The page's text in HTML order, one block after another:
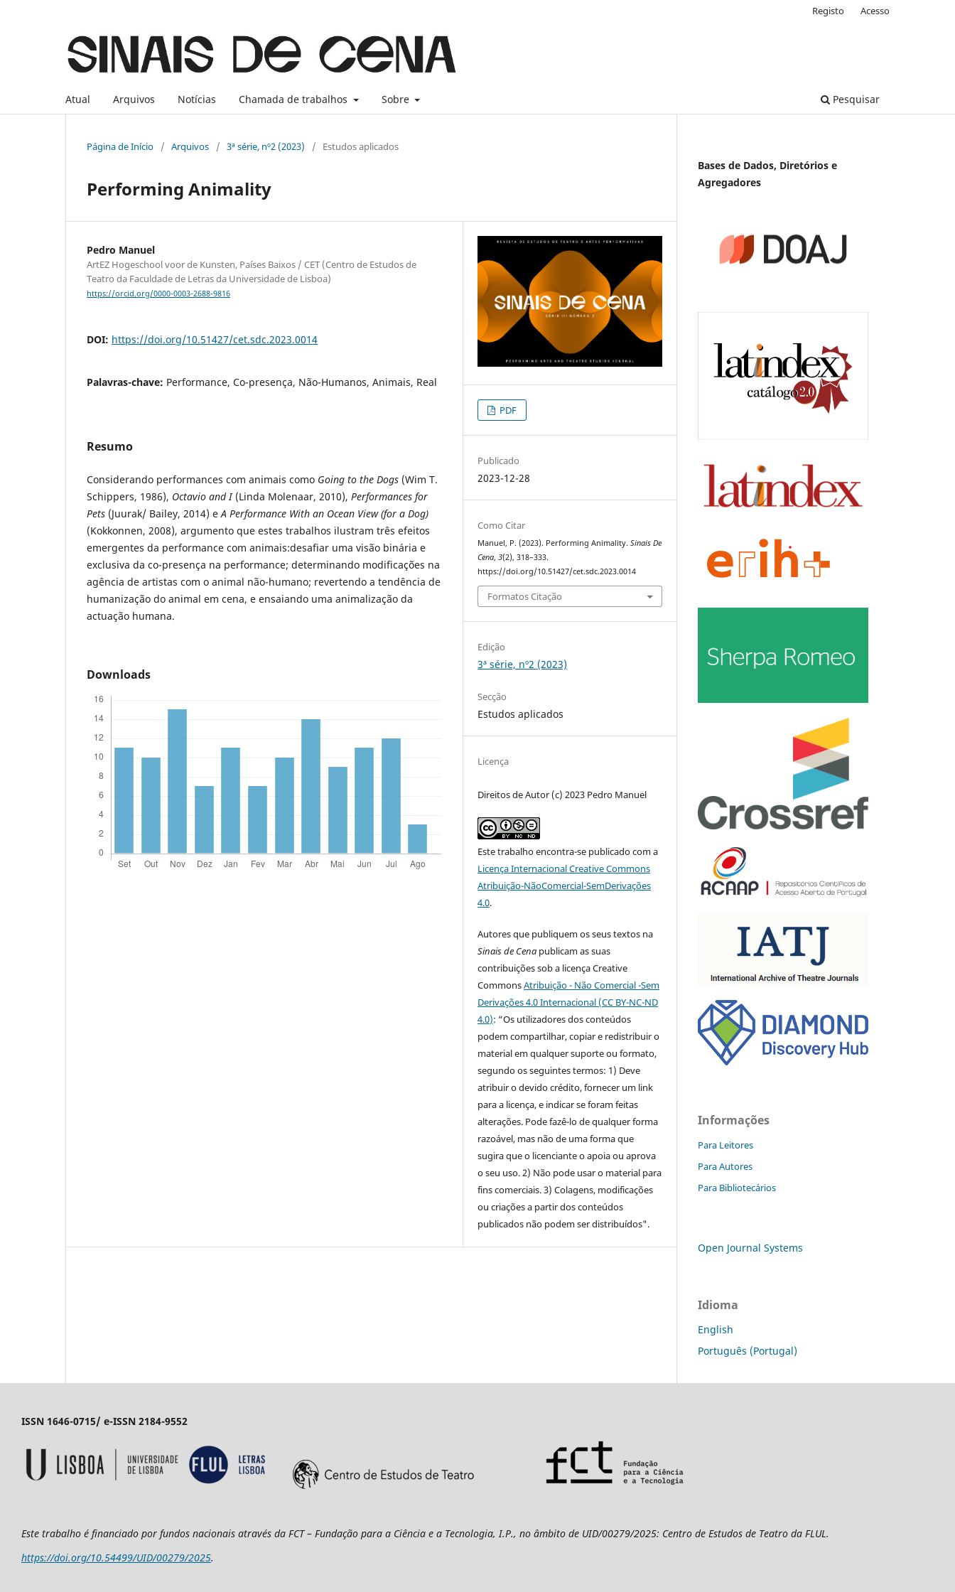
Atual Arquivos Notícias Chamada de trabalhos Sobre Pesquisar
Registo Acesso
Página de Início / Arquivos / 3ª série, nº2 (2023) / Estudos aplicados
Performing Animality
Pedro Manuel
ArtEZ Hogeschool voor de Kunsten, Países Baixos / CET (Centro de Estudos de
Teatro da Faculdade de Letras da Universidade de Lisboa)
https://orcid.org/0000-0003-2688-9816
DOI: https://doi.org/10.51427/cet.sdc.2023.0014
Palavras-chave: Performance, Co-presença, Não-Humanos, Animais, Real
Resumo
Considerando performances com animais como Going to the Dogs (Wim T.
Schippers, 1986), Octavio and I(Linda Molenaar, 2010), Performances for
Pets (Juurak/ Bailey, 2014) eA Performance With an Ocean View (for a Dog)
(Kokkonnen, 2008), argumento que estes trabalhos ilustram três efeitos
emergentes da performance com animais:desafiar uma visão binária e
exclusiva da co-presença na performance; determinando modificações na
agência de artistas com o animal não-humano; revertendo a tendência de
humanização do animal em cena, e ensaiando uma animalização da
actuação humana.
Downloads
PDF
Publicado
2023-12-28
Como Citar
Manuel, P. (2023). Performing Animality.Sinais De
Cena,3(2), 318–333.
https://doi.org/10.51427/cet.sdc.2023.0014
Formatos Citação
Edição
3ª série, nº2 (2023)
Secção
Estudos aplicados
Licença
Direitos de Autor (c) 2023 Pedro Manuel
Este trabalho encontra-se publicado com a
Licença Internacional Creative Commons
Atribuição-NãoComercial-SemDerivações
4.0.
Autores que publiquem os seus textos na
Sinais de Cena publicam as suas
contribuições sob a licença Creative
CommonsAtribuição - Não Comercial -Sem
Derivações 4.0 Internacional (CC BY-NC-ND
4.0): “Os utilizadores dos conteúdos
podem compartilhar, copiar e redistribuir o
material em qualquer suporte ou formato,
segundo os seguintes termos: 1) Deve
atribuir o devido crédito, fornecer um link
para a licença, e indicar se foram feitas
alterações. Pode fazê-lo de qualquer forma
razoável, mas não de uma forma que
sugira que o licenciante o apoia ou aprova
o seu uso. 2) Não pode usar o material para
fins comerciais. 3) Colagens, modificações
ou criações a partir dos conteúdos
publicados não podem ser distribuídos".
Bases de Dados, Diretórios e
Agregadores
Informações
Para Leitores
Para Autores
Para Bibliotecários
Open Journal Systems
Idioma
English
Português (Portugal)
ISSN 1646-0715/ e-ISSN 2184-9552
Este trabalho é financiado por fundos nacionais através da FCT – Fundação para a Ciência e a Tecnologia, I.P., no âmbito de UID/00279/2025: Centro de Estudos de Teatro da FLUL.
https://doi.org/10.54499/UID/00279/2025.